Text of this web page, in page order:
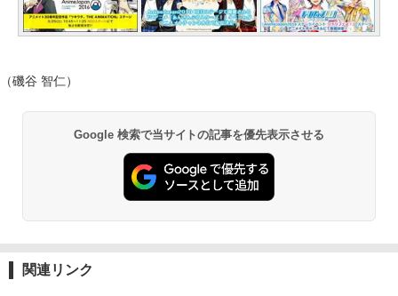
（磯谷 智仁）
Google 検索で当サイトの記事を優先表示させる
関連リンク